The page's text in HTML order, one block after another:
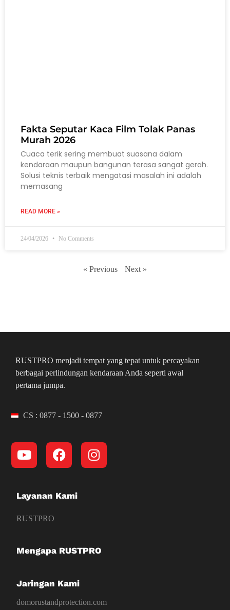
Fakta Seputar Kaca Film Tolak Panas
Murah 2026
Cuaca terik sering membuat suasana dalam
kendaraan maupun bangunan terasa sangat gerah.
Solusi teknis terbaik mengatasi masalah ini adalah
memasang
READ MORE »
24/04/2026 No Comments
« Previous Next »
RUSTPRO menjadi tempat yang tepat untuk percayakan
berbagai perlindungan kendaraan Anda seperti awal
pertama jumpa.
CS : 0877 - 1500 - 0877
Layanan Kami
RUSTPRO
Mengapa RUSTPRO
Jaringan Kami
domorustandprotection.com